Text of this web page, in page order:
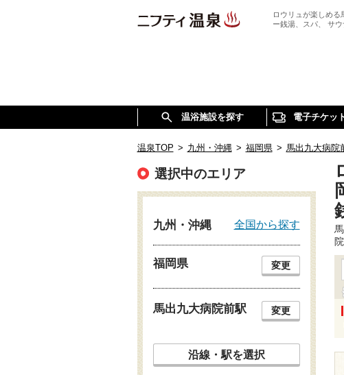
ロウリュが楽しめ
ー銭湯、スパ、 サ
温浴施設を探す 電子チケッ
温泉TOP > 九州・沖縄 > 福岡県 > 馬出九大病院
選択中のエリア
九州・沖縄 全国から探す
福岡県 変更
馬出九大病院前駅 変更
沿線・駅を選択